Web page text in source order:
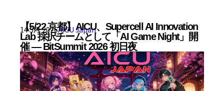
【5/22 京都】AICU、Supercell AI Innovation
Lab 採択チームとして「AI Game Night」開
催 — BitSummit 2026 初日夜
14 5月 2026AICU Japan